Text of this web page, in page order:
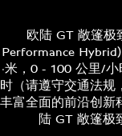
欧陆 GT 敞篷极
Performance
·米，0 - 100 公里/
时（请遵守交通法规
丰富全面的前沿创新
陆 GT 敞篷极